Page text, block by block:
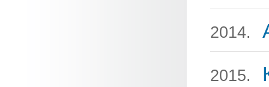
2014.
2015.